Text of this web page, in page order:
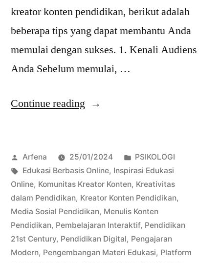
kreator konten pendidikan, berikut adalah
beberapa tips yang dapat membantu Anda
memulai dengan sukses. 1. Kenali Audiens
Anda Sebelum memulai, …
Continue reading “Langkah
Memulai
Menjadi
Kreator
Konten
Pendidikan
yang
Posted
by
Arfena 25/01/2024
Posted
in
PSIKOLOGI
Tags:
Edukasi Berbasis Online, Inspirasi Edukasi
Online, Komunitas Kreator Konten, Kreativitas
dalam Pendidikan, Kreator Konten Pendidikan,
Media Sosial Pendidikan, Menulis Konten
Pendidikan, Pembelajaran Interaktif, Pendidikan
21st Century, Pendidikan Digital, Pengajaran
Modern, Pengembangan Materi Edukasi, Platform